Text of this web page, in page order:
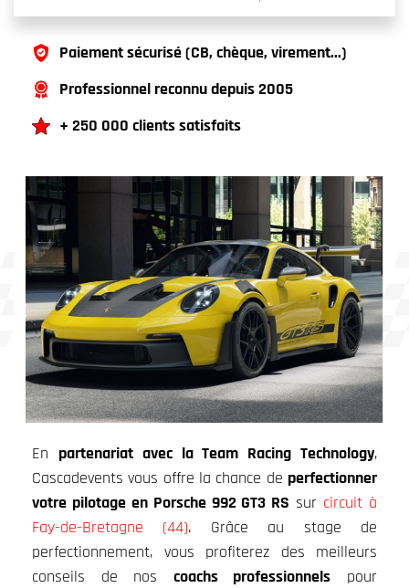
En partenariat avec la Team Racing Technology,
Cascadevents vous offre la chance de perfectionner
votre pilotage en Porsche 992 GT3 RS sur circuit à
Fay-de-Bretagne (44). Grâce au stage de
perfectionnement, vous profiterez des meilleurs
conseils de nos coachs professionnels pour
Paiement sécurisé (CB, chèque, virement...)
Professionnel reconnu depuis 2005
+ 250 000 clients satisfaits